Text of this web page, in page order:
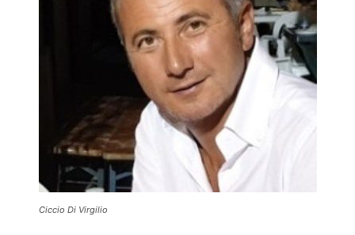
Ciccio Di Virgilio